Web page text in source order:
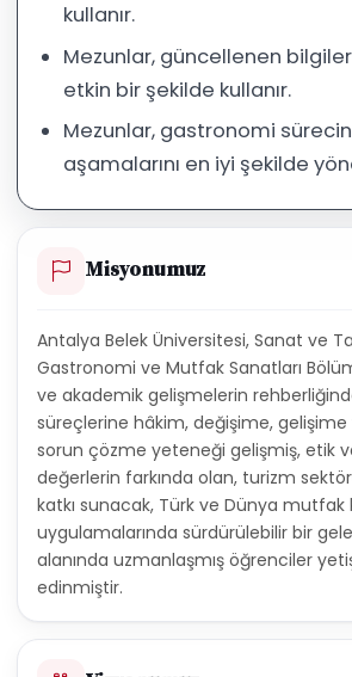
kullanır.
Mezunlar, güncellenen
etkin bir şekilde kullanır.
Mezunlar, gastronomi
aşamalarını en iyi şekilde
Misyonumuz
Antalya Belek Üniversitesi, Sanat ve
Gastronomi ve Mutfak Sanatları
ve akademik gelişmelerin
süreçlerine hâkim, değişime, gelişime
sorun çözme yeteneği gelişmiş, etik
değerlerin farkında olan, turizm
katkı sunacak, Türk ve Dünya mutfak
uygulamalarında sürdürülebilir bir
alanında uzmanlaşmış öğrenciler
edinmiştir.